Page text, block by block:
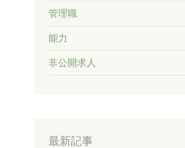
管理職
能力
非公開求人
最新記事